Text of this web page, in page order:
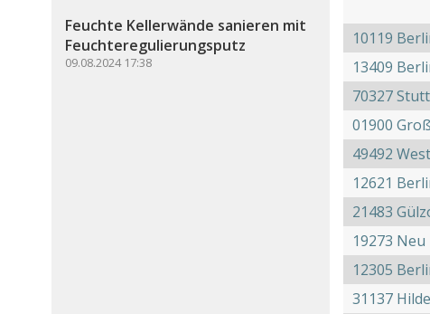
Feuchte Kellerwände sanieren mit
Feuchteregulierungsputz
09.08.2024 17:38
10119
13409
70327
01900
49492
12621
21483
19273 Neu
12305
31137